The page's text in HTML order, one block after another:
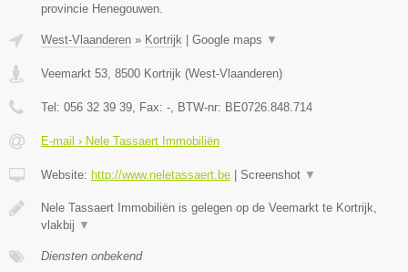
provincie Henegouwen.
West-Vlaanderen » Kortrijk Google maps ▼
Veemarkt 53 8500 Kortrijk (West-Vlaanderen)
Tel: 056 32 39 39 , Fax: - , BTW-nr: BE0726.848.714
E-mail › Nele Tassaert Immobiliën
Website: http://www.neletassaert.be Screenshot ▼
Nele Tassaert Immobiliën is gelegen op de Veemarkt te Kortrijk,
vlakbij ▼
Diensten onbekend